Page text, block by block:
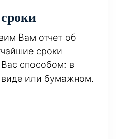
Вам отчет об
сроки
способом: в
виде или бумажном.